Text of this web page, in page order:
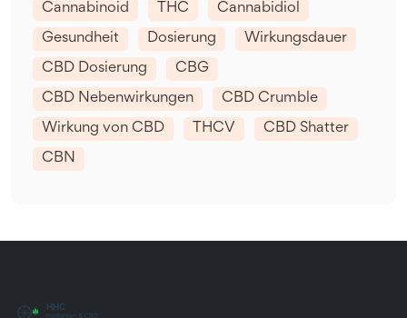
Cannabinoid THC Cannabidiol
Gesundheit Dosierung Wirkungsdauer
CBD Dosierung CBG
CBD Nebenwirkungen CBD Crumble
Wirkung von CBD THCV CBD Shatter
CBN